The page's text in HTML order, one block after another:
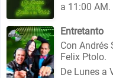
a 11:00 AM.
Entretanto
Con Andrés
Felix Ptolo.
De Lunes a